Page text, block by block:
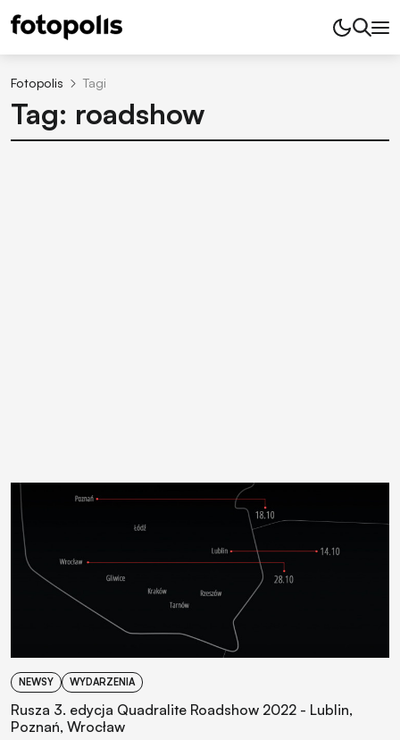
Fotopolis Tagi
Tag: roadshow
NEWSY WYDARZENIA
Rusza 3. edycja Quadralite Roadshow 2022 - Lublin,
Poznań, Wrocław